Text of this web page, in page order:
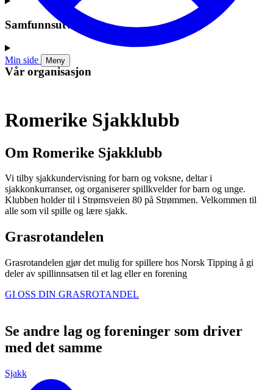
Min side Meny
Samfunnsutvikling
Vår organisasjon
Romerike Sjakklubb
Om Romerike Sjakklubb
Vi tilby sjakkundervisning for barn og voksne, deltar i
sjakkonkurranser, og organiserer spillkvelder for barn og unge.
Klubben holder til i Strømsveien 80 på Strømmen. Velkommen til
alle som vil spille og lære sjakk.
Grasrotandelen
Grasrotandelen gjør det mulig for spillere hos Norsk Tipping å gi
deler av spillinnsatsen til et lag eller en forening
GI OSS DIN GRASROTANDEL
Se andre lag og foreninger som driver
med det samme
Sjakk